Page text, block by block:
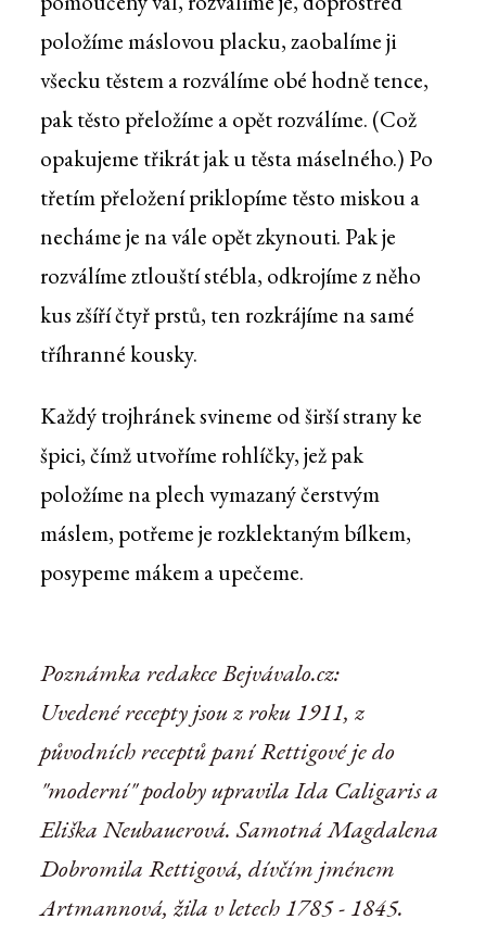
položíme máslovou placku, zaobalíme ji
všecku těstem a rozválíme obé hodně tence,
pak těsto přeložíme a opět rozválíme. (Což
opakujeme třikrát jak u těsta máselného.) Po
třetím přeložení priklopíme těsto miskou a
necháme je na vále opět zkynouti. Pak je
rozválíme ztlouští stébla, odkrojíme z něho
kus zšíří čtyř prstů, ten rozkrájíme na samé
tříhranné kousky.
Každý trojhránek svineme od širší strany ke
špici, čímž utvoříme rohlíčky, jež pak
položíme na plech vymazaný čerstvým
máslem, potřeme je rozklektaným bílkem,
posypeme mákem a upečeme.
Poznámka redakce Bejvávalo.cz:
Uvedené recepty jsou z roku 1911, z
původních receptů paní Rettigové je do
"moderní" podoby upravila Ida Caligaris a
Eliška Neubauerová. Samotná Magdalena
Dobromila Rettigová, dívčím jménem
Artmannová, žila v letech 1785 - 1845.